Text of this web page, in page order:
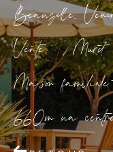
Beauzelle,
Vente
Muret
Maison
660m ua